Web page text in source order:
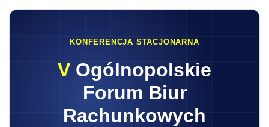
KONFERENCJA STACJONARNA
V Ogólnopolskie
Forum Biur
Rachunkowych